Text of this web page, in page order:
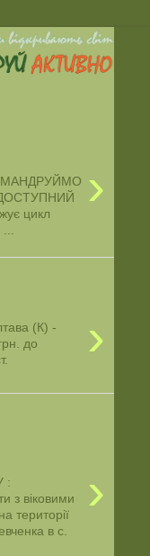
›
"МАНДРУЙМО
цикл
›
(К) -
до
›
:
з віковими
території
в с.